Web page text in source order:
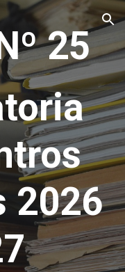
Skip to navigation
25
2026